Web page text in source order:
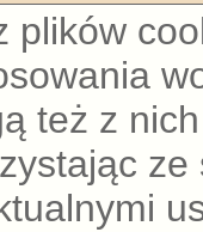
plików
też z